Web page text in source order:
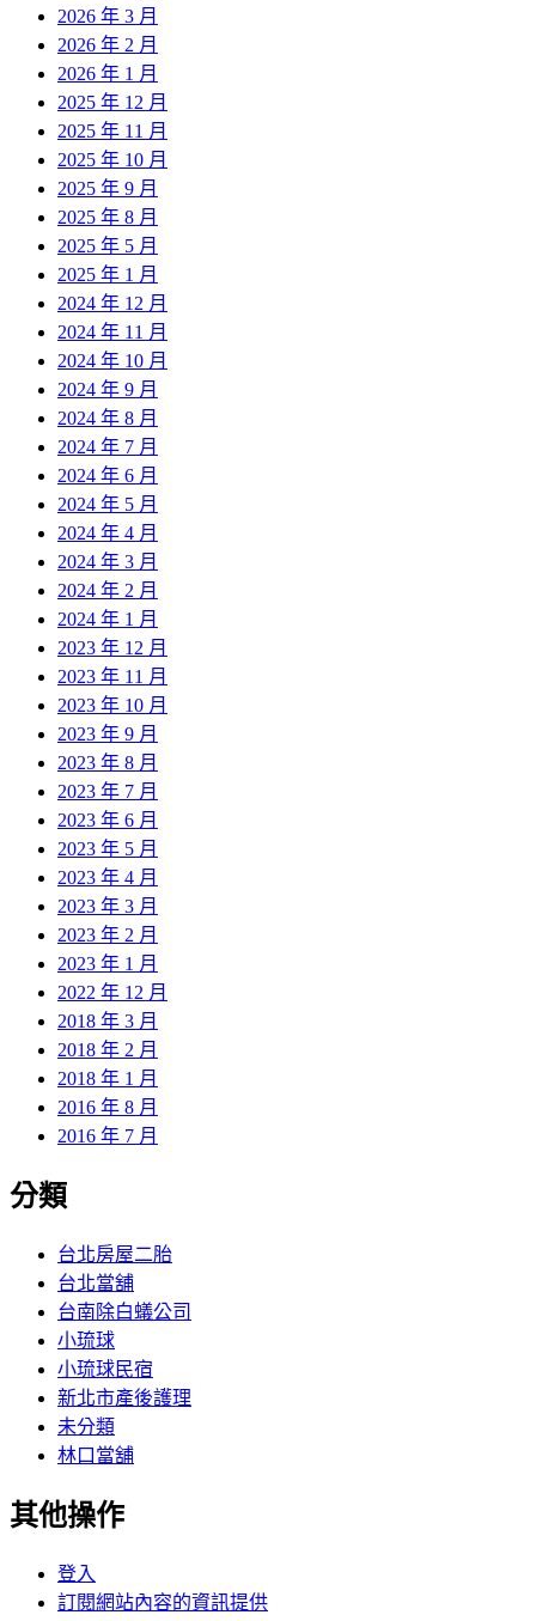
2026 年 3 月
2026 年 2 月
2026 年 1 月
2025 年 12 月
2025 年 11 月
2025 年 10 月
2025 年 9 月
2025 年 8 月
2025 年 5 月
2025 年 1 月
2024 年 12 月
2024 年 11 月
2024 年 10 月
2024 年 9 月
2024 年 8 月
2024 年 7 月
2024 年 6 月
2024 年 5 月
2024 年 4 月
2024 年 3 月
2024 年 2 月
2024 年 1 月
2023 年 12 月
2023 年 11 月
2023 年 10 月
2023 年 9 月
2023 年 8 月
2023 年 7 月
2023 年 6 月
2023 年 5 月
2023 年 4 月
2023 年 3 月
2023 年 2 月
2023 年 1 月
2022 年 12 月
2018 年 3 月
2018 年 2 月
2018 年 1 月
2016 年 8 月
2016 年 7 月
分類
台北房屋二胎
台北當舖
台南除白蟻公司
小琉球
小琉球民宿
新北市產後護理
未分類
林口當舖
其他操作
登入
訂閱網站內容的資訊提供